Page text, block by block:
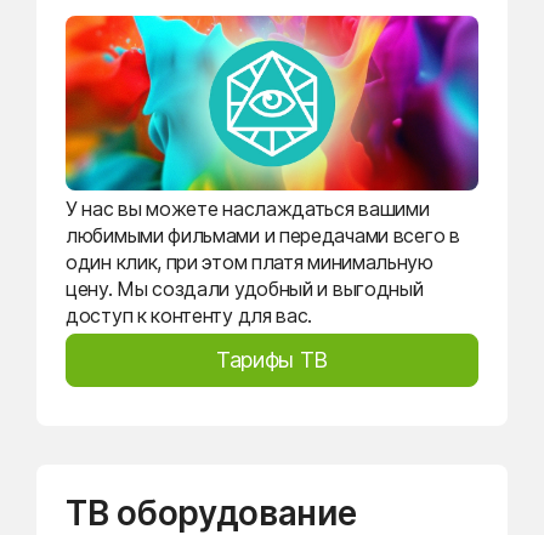
У нас вы можете наслаждаться вашими
любимыми фильмами и передачами всего в
один клик, при этом платя минимальную
цену. Мы создали удобный и выгодный
доступ к контенту для вас.
Тарифы ТВ
ТВ оборудование